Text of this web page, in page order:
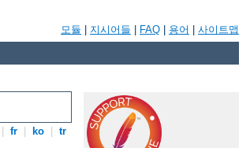
모듈 지시어들 FAQ 용어 사이트맵
fr ko tr